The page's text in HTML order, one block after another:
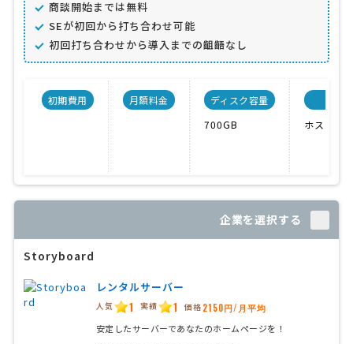
商談開始までは無料
SEが初回から打ち合わせ可能
初回打ち合わせから導入までの齟齬なし
初期費用 月額料金
ディスク容量
700GB
ホスティ
企業を選択する
Storyboard
レンタルサーバー
人気 1 実績 1 価格 2150円/月平均
安定したサーバーであなたのホームページを！